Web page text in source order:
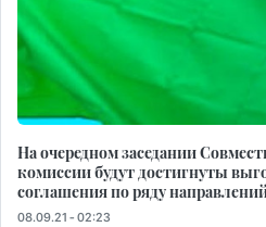
На очередном заседании
комиссии будут достигнуты
соглашения по ряду
08.09.21 - 02:23